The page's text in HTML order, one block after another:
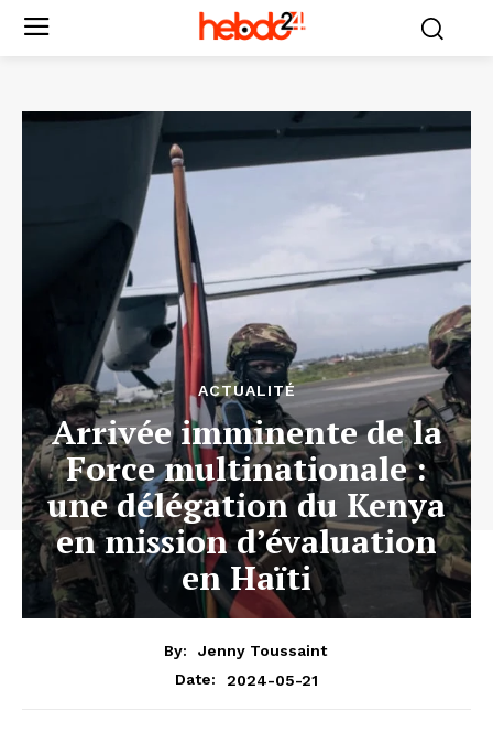
ACTUALITÉ
Arrivée imminente de la
Force multinationale :
une délégation du Kenya
en mission d’évaluation
en Haïti
By:
Jenny Toussaint
Date:
2024-05-21